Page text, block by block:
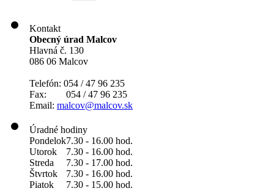
Kontakt
Obecný úrad Malcov
Hlavná č. 130
086 06 Malcov
Telefón: 054 / 47 96 235
Fax: 054 / 47 96 235
Email: malcov@malcov.sk
Úradné hodiny
Pondelok7.30 - 16.00 hod.
Utorok
7.30 - 16.00 hod.
Streda
7.30 - 17.00 hod.
Štvrtok
7.30 - 16.00 hod.
Piatok
7.30 - 15.00 hod.